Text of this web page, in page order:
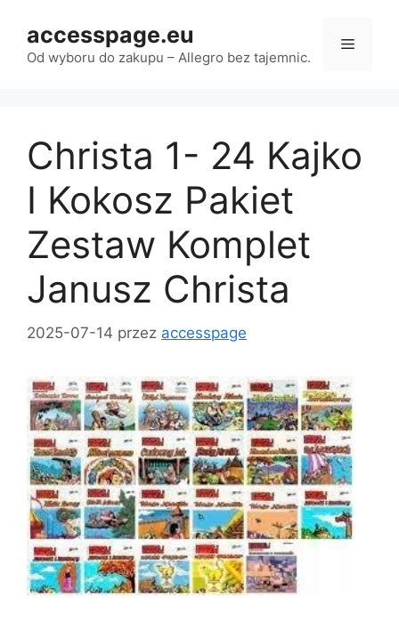
treści
accesspage.eu
Od wyboru do zakupu – Allegro bez tajemnic.
Menu
Christa 1- 24 Kajko
I Kokosz Pakiet
Zestaw Komplet
Janusz Christa
2025-07-14 przez accesspage